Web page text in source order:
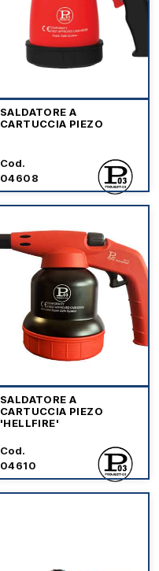
SALDATORE A
CARTUCCIA PIEZO
Cod.
04608
SALDATORE A
CARTUCCIA PIEZO
'HELLFIRE'
Cod.
04610